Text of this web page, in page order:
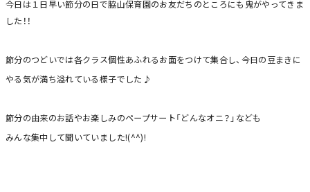
今日は１日早い節分の日で脇山保育園のお友だちのところにも鬼がやってきま
した！！
節分のつどいでは各クラス個性あふれるお面をつけて集合し、今日の豆まきに
やる気が満ち溢れている様子でした♪
節分の由来のお話やお楽しみのペープサート「どんなオニ？」なども
みんな集中して聞いていました!(^^)!